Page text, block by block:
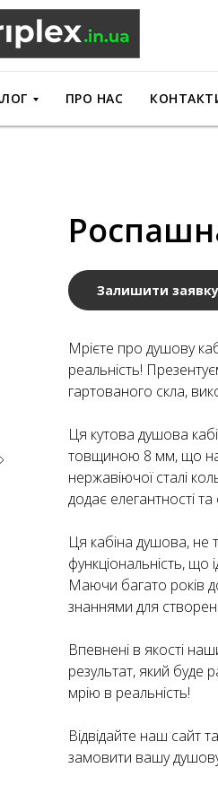
ПРО НАС
Залишити заявку
Мрієте про душову
реальність!
гартованого скла,
Ця кутова душова
товщиною 8 мм, що
нержавіючої сталі
додає елегантності
Ця кабіна душова, не
функціональність, що
Маючи багато років
знаннями для
Впевнені в якості
результат, який буде
мрію в реальність!
Відвідайте наш сайт
замовити вашу душову